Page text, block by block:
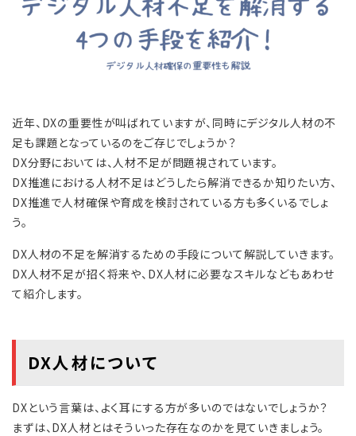
近年、DXの重要性が叫ばれていますが、同時にデジタル人材の不
足も課題となっているのをご存じでしょうか？
DX分野においては、人材不足が問題視されています。
DX推進における人材不足はどうしたら解消できるか知りたい方、
DX推進で人材確保や育成を検討されている方も多くいるでしょ
う。
DX人材の不足を解消するための手段について解説していきます。
DX人材不足が招く将来や、DX人材に必要なスキルなどもあわせ
て紹介します。
DX人材について
DXという言葉は、よく耳にする方が多いのではないでしょうか？
まずは、DX人材とはそういった存在なのかを見ていきましょう。